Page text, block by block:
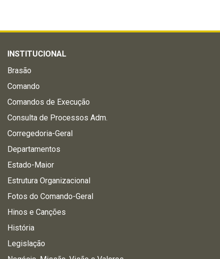
INSTITUCIONAL
Brasão
Comando
Comandos de Execução
Consulta de Processos Adm.
Corregedoria-Geral
Departamentos
Estado-Maior
Estrutura Organizacional
Fotos do Comando-Geral
Hinos e Canções
História
Legislação